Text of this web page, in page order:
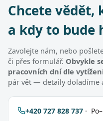
Chcete
a kdy to bude
Zavolejte nám, nebo
či přes formulář. Obvykle
pracovních dní dle
pár vět — detaily doladíme
+420 727 828 737 ·